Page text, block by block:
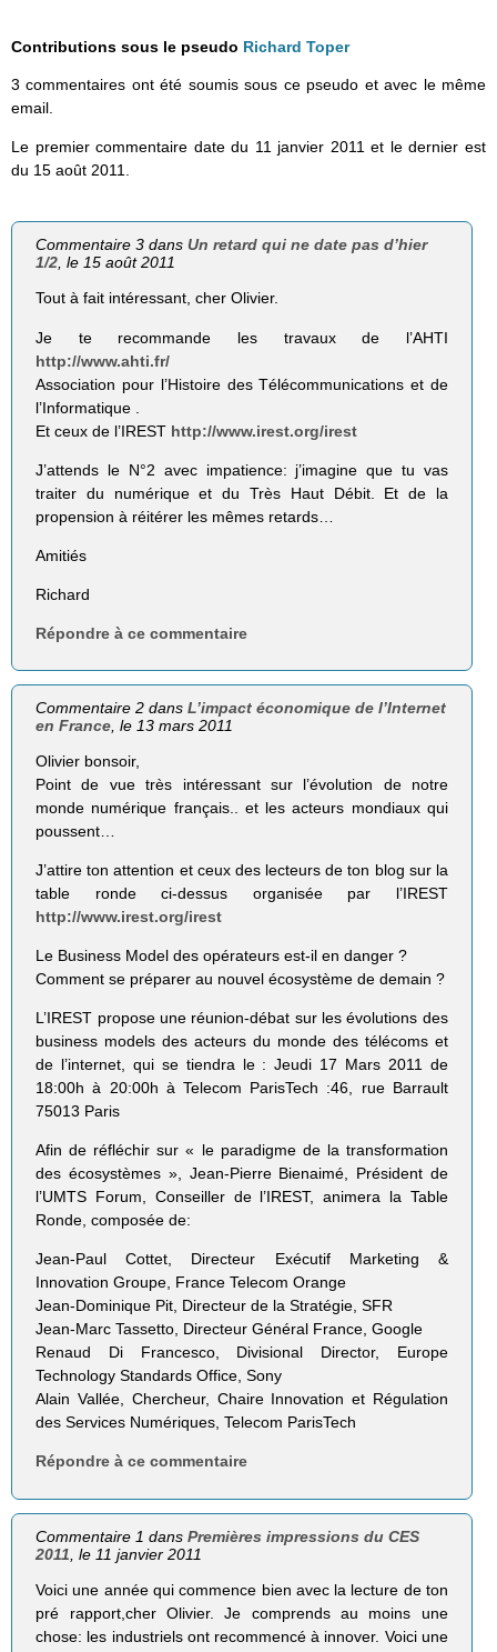
Contributions sous le pseudo Richard Toper
3 commentaires ont été soumis sous ce pseudo et avec le même
email.
Le premier commentaire date du 11 janvier 2011 et le dernier est
du 15 août 2011.
Commentaire 3 dansUn retard qui ne date pas d’hier
1/2, le 15 août 2011
Tout à fait intéressant, cher Olivier.
Je te recommande les travaux de l’AHTI
http://www.ahti.fr/
Association pour l’Histoire des Télécommunications et de
l’Informatique .
Et ceux de l’IREST http://www.irest.org/irest
J’attends le N°2 avec impatience: j’imagine que tu vas
traiter du numérique et du Très Haut Débit. Et de la
propension à réitérer les mêmes retards…
Amitiés
Richard
Répondre à ce commentaire
Commentaire 2 dansL’impact économique de l’Internet
en France , le 13 mars 2011
Olivier bonsoir,
Point de vue très intéressant sur l’évolution de notre
monde numérique français.. et les acteurs mondiaux qui
poussent…
J’attire ton attention et ceux des lecteurs de ton blog sur la
table ronde ci-dessus organisée par l’IREST
http://www.irest.org/irest
Le Business Model des opérateurs est-il en danger ?
Comment se préparer au nouvel écosystème de demain ?
L’IREST propose une réunion-débat sur les évolutions des
business models des acteurs du monde des télécoms et
de l’internet, qui se tiendra le : Jeudi 17 Mars 2011 de
18:00h à 20:00h à Telecom ParisTech :46, rue Barrault
75013 Paris
Afin de réfléchir sur « le paradigme de la transformation
des écosystèmes », Jean-Pierre Bienaimé, Président de
l’UMTS Forum, Conseiller de l’IREST, animera la Table
Ronde, composée de:
Jean-Paul Cottet, Directeur Exécutif Marketing &
Innovation Groupe, France Telecom Orange
Jean-Dominique Pit, Directeur de la Stratégie, SFR
Jean-Marc Tassetto, Directeur Général France, Google
Renaud Di Francesco, Divisional Director, Europe
Technology Standards Office, Sony
Alain Vallée, Chercheur, Chaire Innovation et Régulation
des Services Numériques, Telecom ParisTech
Répondre à ce commentaire
Commentaire 1 dansPremières impressions du CES
2011 , le 11 janvier 2011
Voici une année qui commence bien avec la lecture de ton
pré rapport,cher Olivier. Je comprends au moins une
chose: les industriels ont recommencé à innover. Voici une